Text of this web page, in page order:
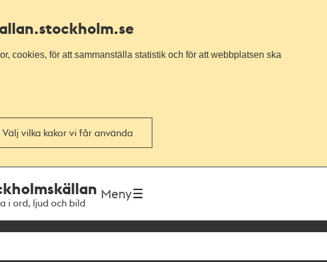
.stockholm.se
cookies, för att sammanställa statistik och för att webbplatsen ska
Välj vilka kakor vi får använda
i ord, ljud och bild
Meny